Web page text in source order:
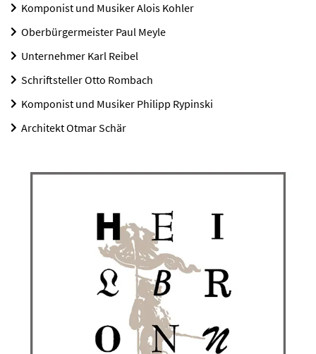
Komponist und Musiker Alois Kohler
Oberbürgermeister Paul Meyle
Unternehmer Karl Reibel
Schriftsteller Otto Rombach
Komponist und Musiker Philipp Rypinski
Architekt Otmar Schär